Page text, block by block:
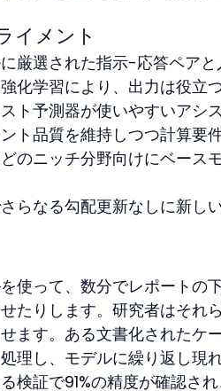
イメント
厳選された指示-応答ペアと
化学習により、出力は役立
ト予測器が使いやすいアシ
ト品質を維持しつつ計算要
のニッチ分野向けにベース
らなる勾配更新なしに新し
使って、数分でレポートの
たりします。研究者はそれ
ます。ある文書化されたケ
理し、モデルに繰り返し現
検証で91%の精度が確認さ